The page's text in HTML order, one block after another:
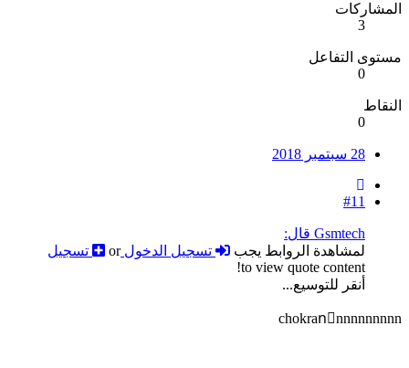
المشاركات
3
مستوى التفاعل
0
النقاط
0
28 سبتمبر 2018
#11
Gsmtech قال:
لمشاهدة الروابط يجب
تسجيل الدخولor
تسجيل
to view quote content!
أنقر للتوسيع...
chokranٌnnnnnnnnn